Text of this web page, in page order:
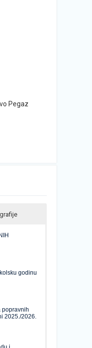
Pegaz
godinu
popravnih
2025./2026.
i